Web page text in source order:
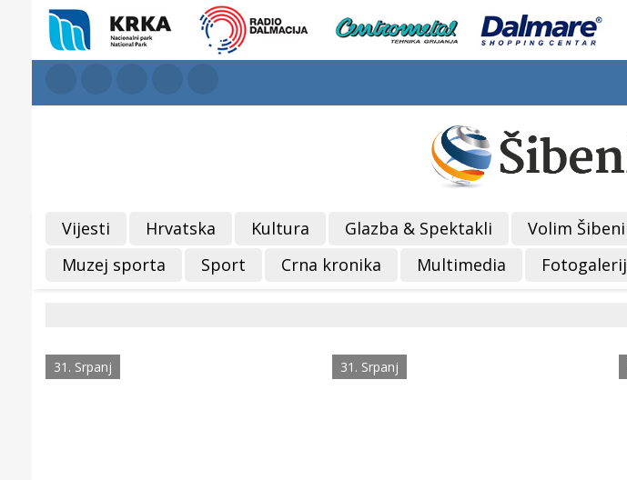
Vijesti Hrvatska Kultura Glazba & Spektakli Volim
Muzej sporta
Sport Crna kronika Multimedia
31. Srpanj 31. Srpanj